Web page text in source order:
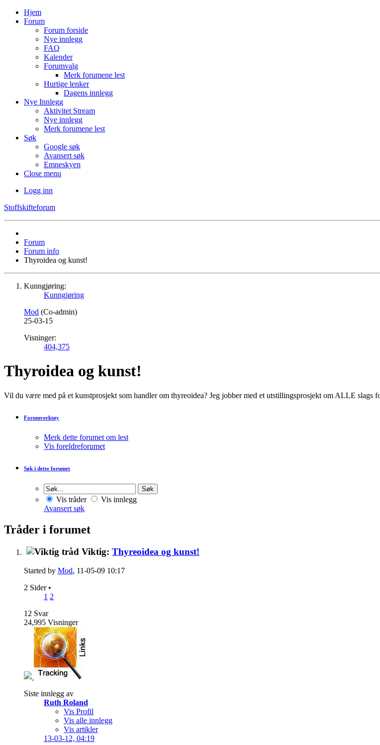
Hjem
Forum
Forum forside
Nye innlegg
FAQ
Kalender
Forumvalg
Merk forumene lest
Hurtige lenker
Dagens innlegg
Nye Innlegg
Aktivitet Stream
Nye innlegg
Merk forumene lest
Søk
Google søk
Avansert søk
Emneskyen
Close menu
Logg inn
Stoffskifteforum
Forum
Forum info
Thyroidea og kunst!
Kunngjøring:
Kunngjøring
Mod (Co-admin)
25-03-15
Visninger:
404,375
Thyroidea og kunst!
Vil du være med på et kunstprosjekt som handler om thyreoidea? Jeg jobber med et utstillingsprosjekt om ALLE slags
Forumverktøy
Merk dette forumet om lest
Vis foreldreforumet
Søk i dette forumet
Vis tråder
Vis innlegg
Avansert søk
Tråder i forumet
Viktig: Thyreoidea og kunst!
Started by Mod, 11-05-09 10:17
2 Sider •
1 2
12 Svar
24,995 Visninger
Siste innlegg av
Ruth Roland
Vis Profil
Vis alle innlegg
Vis artikler
13-03-12, 04:19